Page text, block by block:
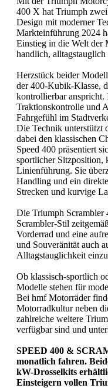
400 X hat Triumph
Design mit moderner
Markteinführung 2024
Einstieg in die Welt der
handlich,
Herzstück beider
der 400-Kubik-Klasse,
kontrollierbar
Traktionskontrolle und
Fahrgefühl im
Die Technik unterstützt
dabei den klassischen
Speed 400 präsentiert
sportlicher Sitzposition,
Linienführung. Sie
Handling und ein
Strecken und kurvige
Die Triumph Scrambler
Scrambler-Stil
Vorderrad und eine
und Souveränität auch
Alltagstauglichkeit
Ob klassisch-sportlich
Modelle stehen für
Bei hmf Motorräder
Motorradkultur neben
zahlreiche weitere
verfügbar sind und
SPEED 400 &
monatlich fahren.
kW-Drosselkits
Einsteigern vollen